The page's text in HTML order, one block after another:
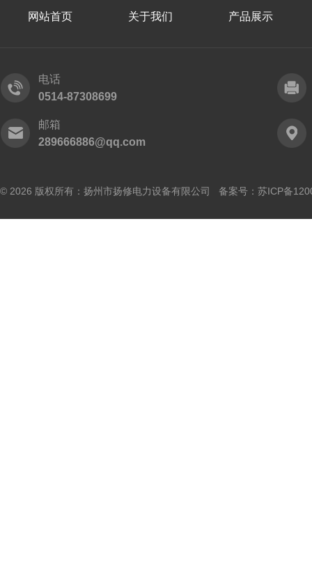
网站首页 关于我们 产品展示
电话
0514-87308699
邮箱
289666886@qq.com
© 2026 版权所有：扬州市扬修电力设备有限公司 备案号： 苏ICP备